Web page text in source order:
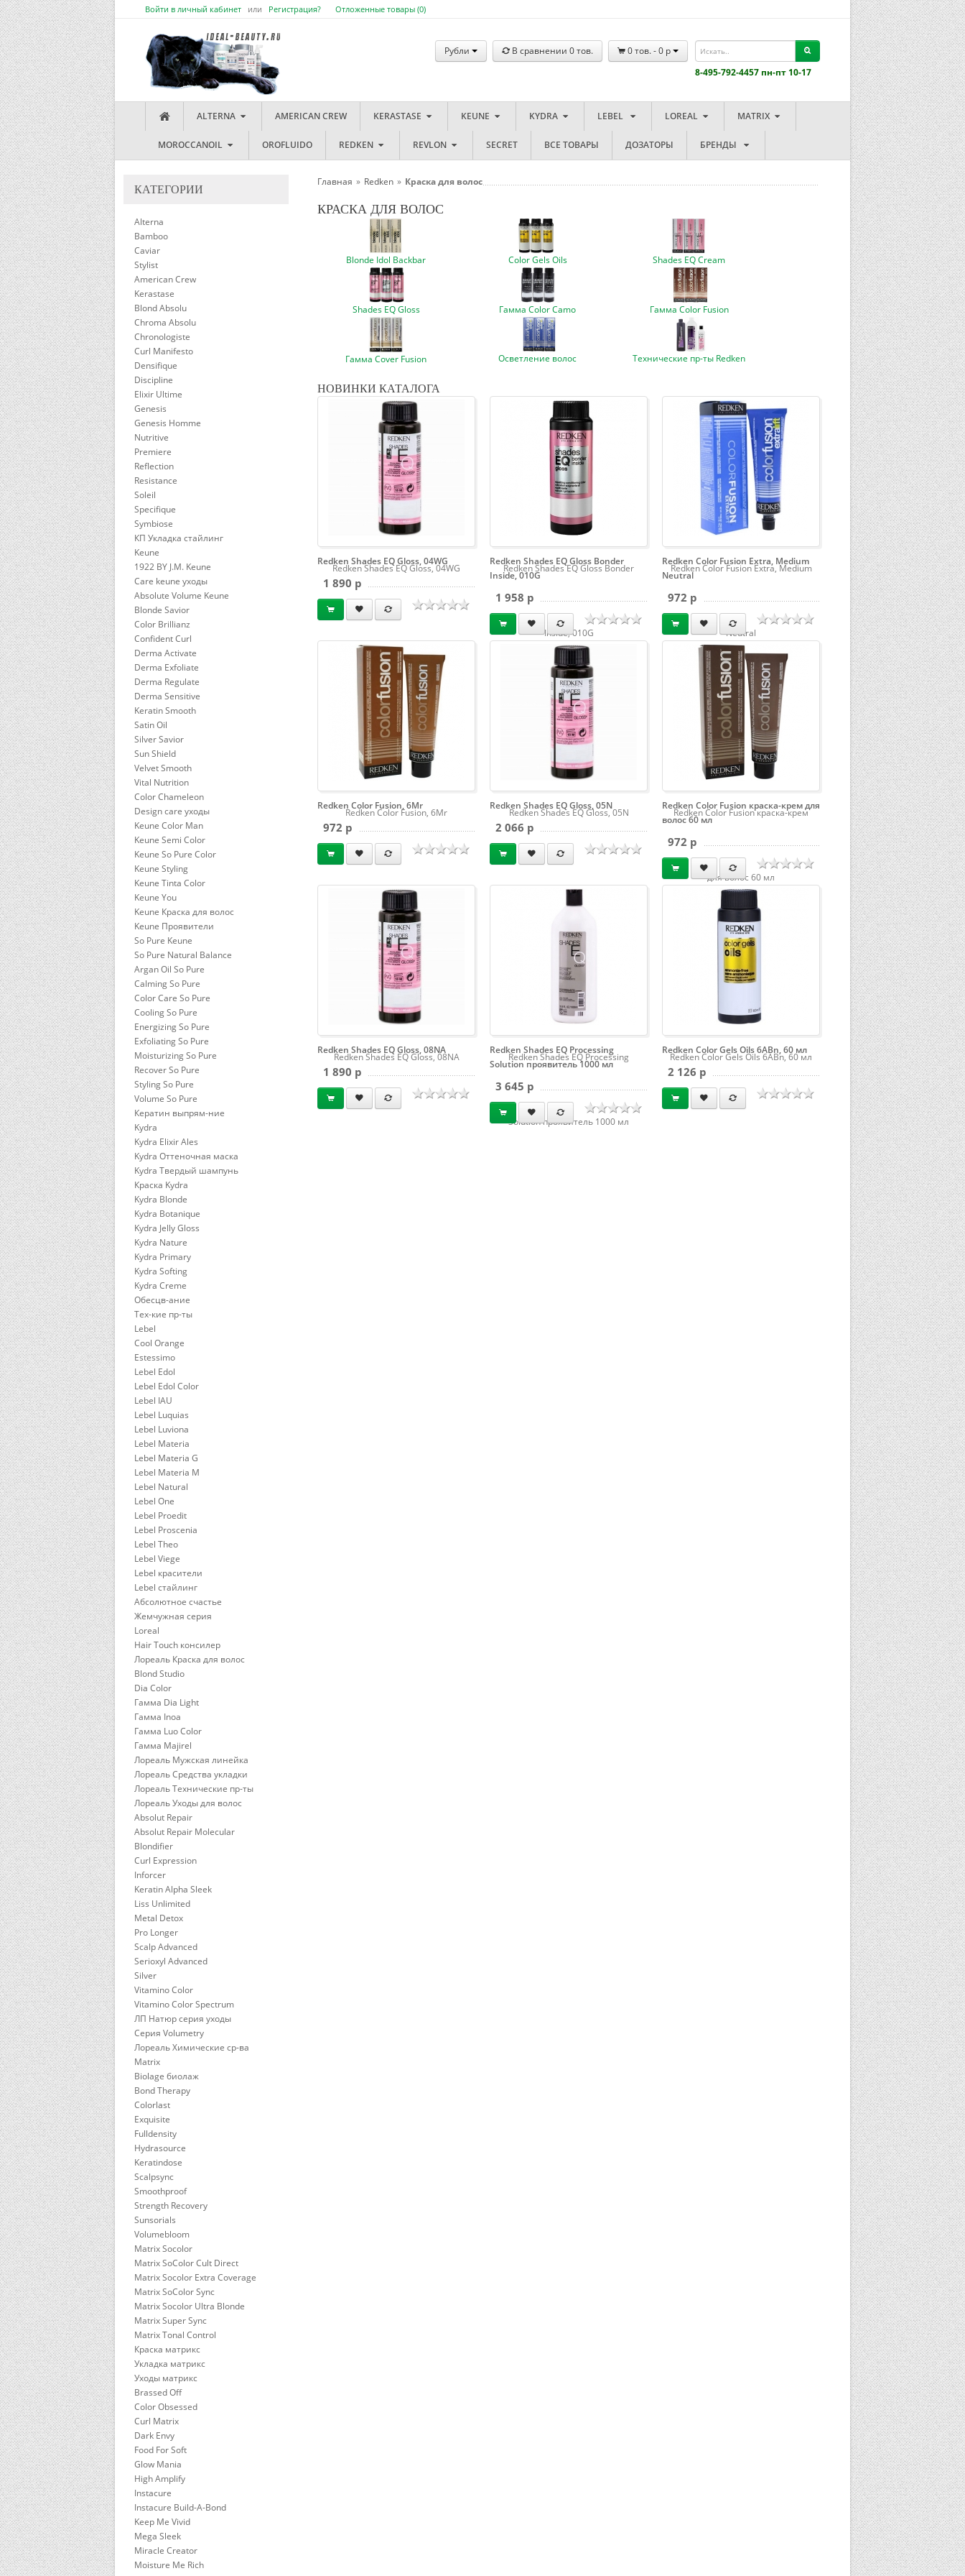
Войти в личный кабинет или Регистрация? Отложенные товары (0)
8-495-792-4457 пн-пт 10-17
Рубли В сравнении 0тов. 0тов. -0 p
ALTERNA AMERICAN CREW KERASTASE KEUNE KYDRA LEBEL LOREAL MATRIX
MOROCCANOIL OROFLUIDO REDKEN REVLON SECRET ВСЕ ТОВАРЫ ДОЗАТОРЫ БРЕНДЫ
КАТЕГОРИИ
Alterna
Bamboo
Caviar
Stylist
American Crew
Kerastase
Blond Absolu
Chroma Absolu
Chronologiste
Curl Manifesto
Densifique
Discipline
Elixir Ultime
Genesis
Genesis Homme
Nutritive
Premiere
Reflection
Resistance
Soleil
Specifique
Symbiose
КП Укладка стайлинг
Keune
1922 BY J.M. Keune
Care keune уходы
Absolute Volume Keune
Blonde Savior
Color Brillianz
Confident Curl
Derma Activate
Derma Exfoliate
Derma Regulate
Derma Sensitive
Keratin Smooth
Satin Oil
Silver Savior
Sun Shield
Velvet Smooth
Vital Nutrition
Color Chameleon
Design care уходы
Keune Color Man
Keune Semi Color
Keune So Pure Color
Keune Styling
Keune Tinta Color
Keune You
Keune Краска для волос
Keune Проявители
So Pure Keune
So Pure Natural Balance
Argan Oil So Pure
Calming So Pure
Color Care So Pure
Cooling So Pure
Energizing So Pure
Exfoliating So Pure
Moisturizing So Pure
Recover So Pure
Styling So Pure
Volume So Pure
Кератин выпрям-ние
Kydra
Kydra Elixir Ales
Kydra Оттеночная маска
Kydra Твердый шампунь
Краска Kydra
Kydra Blonde
Kydra Botanique
Kydra Jelly Gloss
Kydra Nature
Kydra Primary
Kydra Softing
Kydra Сreme
Обесцв-ание
Тех-кие пр-ты
Lebel
Cool Orange
Estessimo
Lebel Edol
Lebel Edol Color
Lebel IAU
Lebel Luquias
Lebel Luviona
Lebel Materia
Lebel Materia G
Lebel Materia M
Lebel Natural
Lebel One
Lebel Proedit
Lebel Proscenia
Lebel Theo
Lebel Viege
Lebel красители
Lebel стайлинг
Абсолютное счастье
Жемчужная серия
Loreal
Hair Touch консилер
Лореаль Краска для волос
Blond Studio
Dia Color
Гамма Dia Light
Гамма Inoa
Гамма Luo Color
Гамма Majirel
Лореаль Мужская линейка
Лореаль Средства укладки
Лореаль Технические пр-ты
Лореаль Уходы для волос
Absolut Repair
Absolut Repair Molecular
Blondifier
Curl Expression
Inforcer
Keratin Alpha Sleek
Liss Unlimited
Metal Detox
Pro Longer
Scalp Advanced
Serioxyl Advanced
Silver
Vitamino Color
Vitamino Color Spectrum
ЛП Натюр серия уходы
Серия Volumetry
Лореаль Химические ср-ва
Matrix
Biolage биолаж
Bond Therapy
Colorlast
Exquisite
Fulldensity
Hydrasource
Keratindose
Scalpsync
Smoothproof
Strength Recovery
Sunsorials
Volumebloom
Matrix Socolor
Matrix SoColor Cult Direct
Matrix Socolor Extra Coverage
Matrix SoColor Sync
Matrix Socolor Ultra Blonde
Matrix Super Sync
Matrix Tonal Control
Краска матрикс
Укладка матрикс
Уходы матрикс
Brassed Off
Color Obsessed
Curl Matrix
Dark Envy
Food For Soft
Glow Mania
High Amplify
Instacure
Instacure Build-A-Bond
Keep Me Vivid
Mega Sleek
Miracle Creator
Moisture Me Rich
Главная » Redken » Краска для волос
КРАСКА ДЛЯ ВОЛОС
Blonde Idol Backbar Color Gels Oils Shades EQ Cream
Shades EQ Gloss Гамма Color Camo Гамма Color Fusion
Гамма Cover Fusion Осветление волос Технические пр-ты Redken
НОВИНКИ КАТАЛОГА
Redken Shades EQ Gloss, 04WG
Redken Shades EQ Gloss, 04WG
1 890 p
Redken Shades EQ Gloss Bonder
Inside, 010G
Redken Shades EQ Gloss Bonder
Inside, 010G
1 958 p
Redken Color Fusion Extra, Medium
Neutral
Redken Color Fusion Extra, Medium
Neutral
972 p
Redken Color Fusion, 6Mr
Redken Color Fusion, 6Mr
972 p
Redken Shades EQ Gloss, 05N
Redken Shades EQ Gloss, 05N
2 066 p
Redken Color Fusion краска-крем
для волос 60 мл
Redken Color Fusion краска-крем для
волос 60 мл
972 p
Redken Shades EQ Gloss, 08NA
Redken Shades EQ Gloss, 08NA
1 890 p
Redken Shades EQ Processing
Solution проявитель 1000 мл
Redken Shades EQ Processing
Solution проявитель 1000 мл
3 645 p
Redken Color Gels Oils 6ABn, 60 мл
Redken Color Gels Oils 6ABn, 60 мл
2 126 p